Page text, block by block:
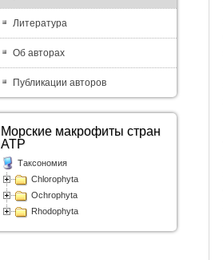
Литература
Об авторах
Публикации авторов
Морские макрофиты стран
АТР
Таксономия
Chlorophyta
Ochrophyta
Rhodophyta